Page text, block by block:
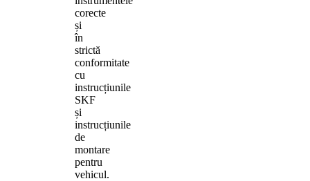
corecte
și
în
strictă
conformitate
cu
instrucțiunile
SKF
și
instrucțiunile
de
montare
pentru
vehicul.